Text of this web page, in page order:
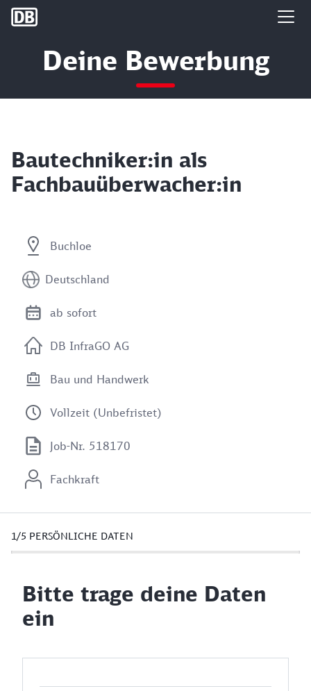
DB Group
Deine Bewerbung
Bautechniker:in als
Fachbauüberwacher:in
Buchloe
Deutschland
ab sofort
DB InfraGO AG
Bau und Handwerk
Vollzeit (Unbefristet)
Job-Nr. 518170
Fachkraft
1/5 PERSÖNLICHE DATEN
Bitte trage deine Daten
ein